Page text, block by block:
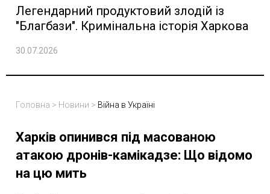
Легендарний продуктовий злодій із
"Благбази". Кримінальна історія Харкова
30.07.2026
Головна > Новини > Війна в Україні
Харків опинився під масованою
атакою дронів-камікадзе: Що відомо
на цю мить